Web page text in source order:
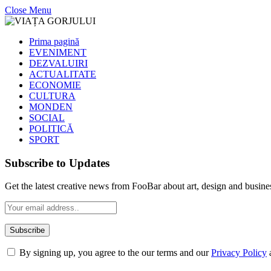
Close Menu
Prima pagină
EVENIMENT
DEZVALUIRI
ACTUALITATE
ECONOMIE
CULTURA
MONDEN
SOCIAL
POLITICĂ
SPORT
Subscribe to Updates
Get the latest creative news from FooBar about art, design and
By signing up, you agree to the our terms and ourPrivacy Policy